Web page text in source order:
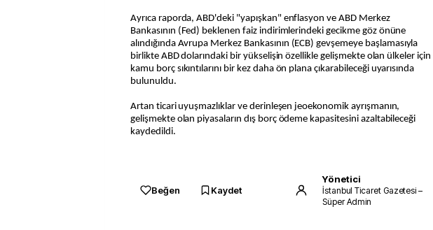
Ayrıca raporda, ABD'deki "yapışkan" enflasyon ve ABD Merkez
Bankasının (Fed) beklenen faiz indirimlerindeki gecikme göz önüne
alındığında Avrupa Merkez Bankasının (ECB) gevşemeye başlamasıyla
birlikte ABD dolarındaki bir yükselişin özellikle gelişmekte olan ülkeler için
kamu borç sıkıntılarını bir kez daha ön plana çıkarabileceği uyarısında
bulunuldu.
Artan ticari uyuşmazlıklar ve derinleşen jeoekonomik ayrışmanın,
gelişmekte olan piyasaların dış borç ödeme kapasitesini azaltabileceği
kaydedildi.
Beğen Kaydet
Yönetici
İstanbul Ticaret Gazetesi –
Süper Admin